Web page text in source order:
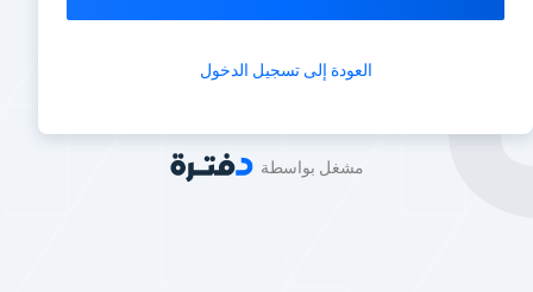
العودة إلى تسجيل الدخول
مشغل بواسطة